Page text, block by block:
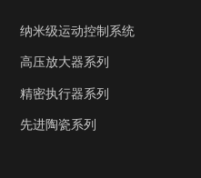
纳米级运动控制系统
高压放大器系列
精密执行器系列
先进陶瓷系列